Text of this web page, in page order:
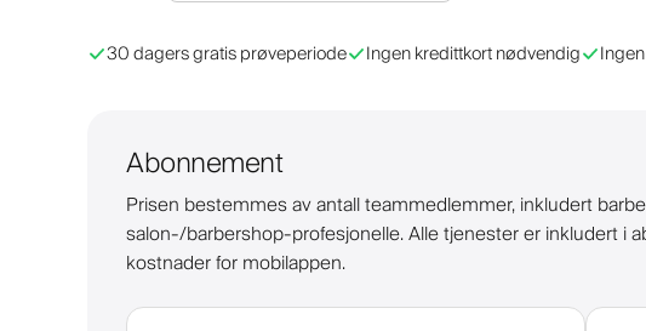
30 dagers gratis prøveperiode Ingen kredittkort nødvendig
Abonnement
Prisen bestemmes av antall teammedlemmer, inkludert
salon-/barbershop-profesjonelle. Alle tjenester er inkludert i
kostnader for mobilappen.